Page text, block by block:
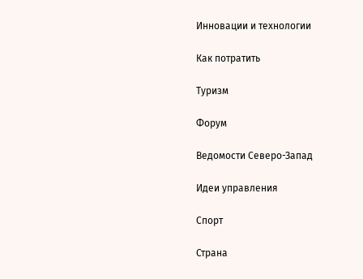
Инновации и технологии
Как потратить
Туризм
Форум
Ведомости Северо-Запад
Идеи управления
Спорт
Страна